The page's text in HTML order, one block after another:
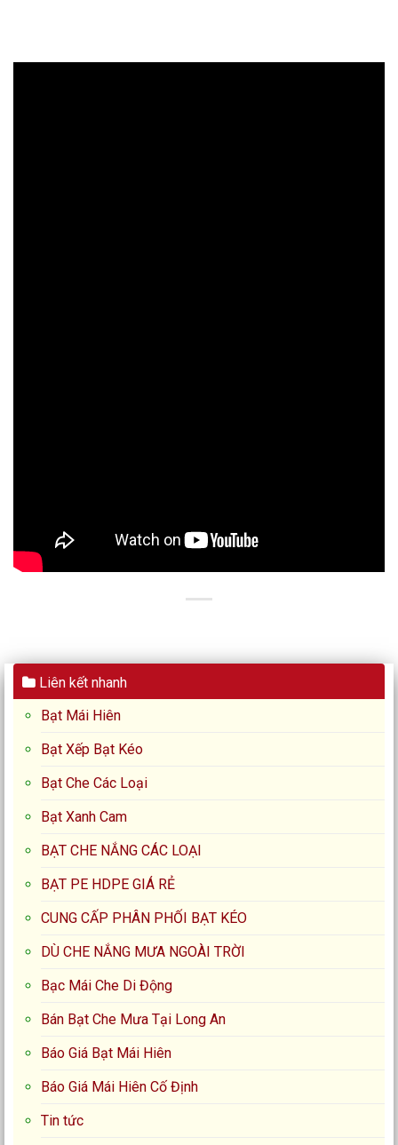
Liên kết nhanh
Bạt Mái Hiên
Bạt Xếp Bạt Kéo
Bạt Che Các Loại
Bạt Xanh Cam
BẠT CHE NẮNG CÁC LOẠI
BẠT PE HDPE GIÁ RẺ
CUNG CẤP PHÂN PHỐI BẠT KÉO
DÙ CHE NẮNG MƯA NGOÀI TRỜI
Bạc Mái Che Di Động
Bán Bạt Che Mưa Tại Long An
Báo Giá Bạt Mái Hiên
Báo Giá Mái Hiên Cố Định
Tin tức